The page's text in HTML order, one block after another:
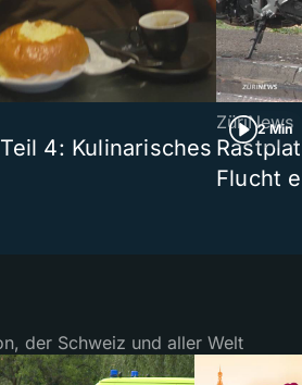
4: Kulinarisches
2 Min
ZüriNews
Flucht
der Schweiz und aller Welt